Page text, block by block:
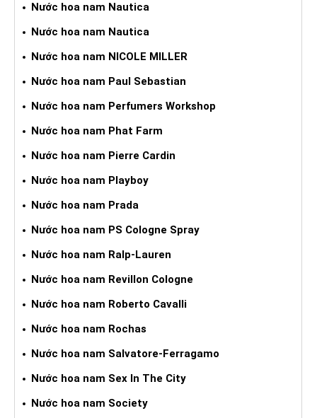
Nước hoa nam Nautica
Nước hoa nam Nautica
Nước hoa nam NICOLE MILLER
Nước hoa nam Paul Sebastian
Nước hoa nam Perfumers Workshop
Nước hoa nam Phat Farm
Nước hoa nam Pierre Cardin
Nước hoa nam Playboy
Nước hoa nam Prada
Nước hoa nam PS Cologne Spray
Nước hoa nam Ralp-Lauren
Nước hoa nam Revillon Cologne
Nước hoa nam Roberto Cavalli
Nước hoa nam Rochas
Nước hoa nam Salvatore-Ferragamo
Nước hoa nam Sex In The City
Nước hoa nam Society